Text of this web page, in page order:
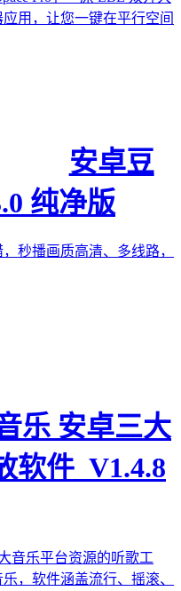
用，让您一键在平行空间
安卓豆
纯净版
秒播画质高清、多线路，
乐 安卓三大
软件_V1.4.8
音乐平台资源的听歌工
，软件涵盖流行、摇滚、